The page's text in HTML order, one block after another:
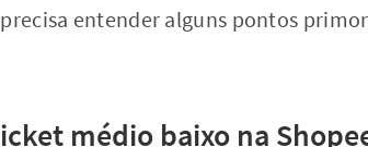
entender alguns pontos
médio baixo na